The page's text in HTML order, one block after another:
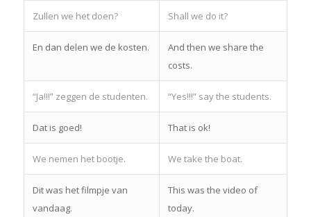
Zullen we het doen? Shall we do it?
En dan delen we de kosten.
And then we share the
costs.
“Ja!!!” zeggen de studenten. “Yes!!!” say the students.
Dat is goed! That is ok!
We nemen het bootje. We take the boat.
Dit was het filmpje van
vandaag.
This was the video of
today.